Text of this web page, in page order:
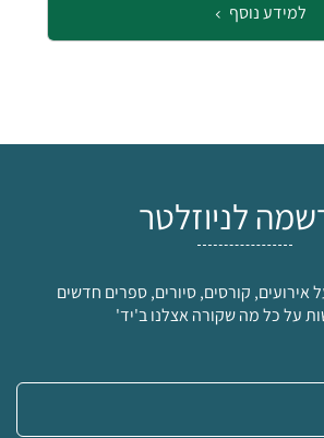
למידע נוסף
לניוזלטר
אירועים, קורסים, סיורים, ספרים חדשים
על כל מה שקורה אצלנו ב'יד'